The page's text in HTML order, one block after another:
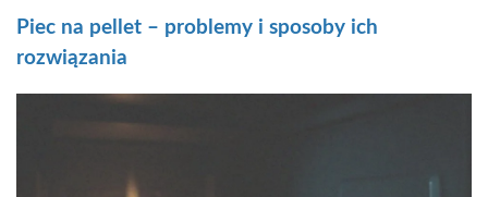
Piec na pellet – problemy i sposoby ich
rozwiązania